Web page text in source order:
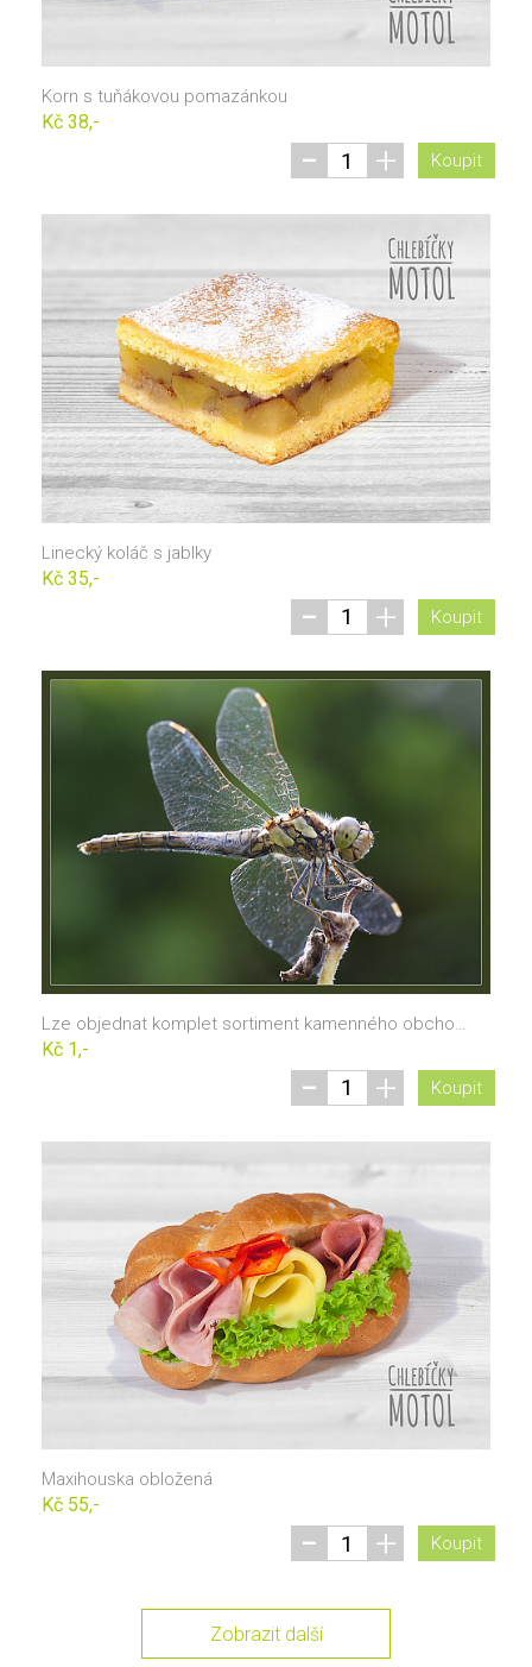
Korn s tuňákovou pomazánkou
Kč 38,-
- + Koupit
Linecký koláč s jablky
Kč 35,-
- + Koupit
Lze objednat komplet sortiment kamenného obchodu
Kč 1,-
- + Koupit
Maxihouska obložená
Kč 55,-
- + Koupit
Zobrazit další